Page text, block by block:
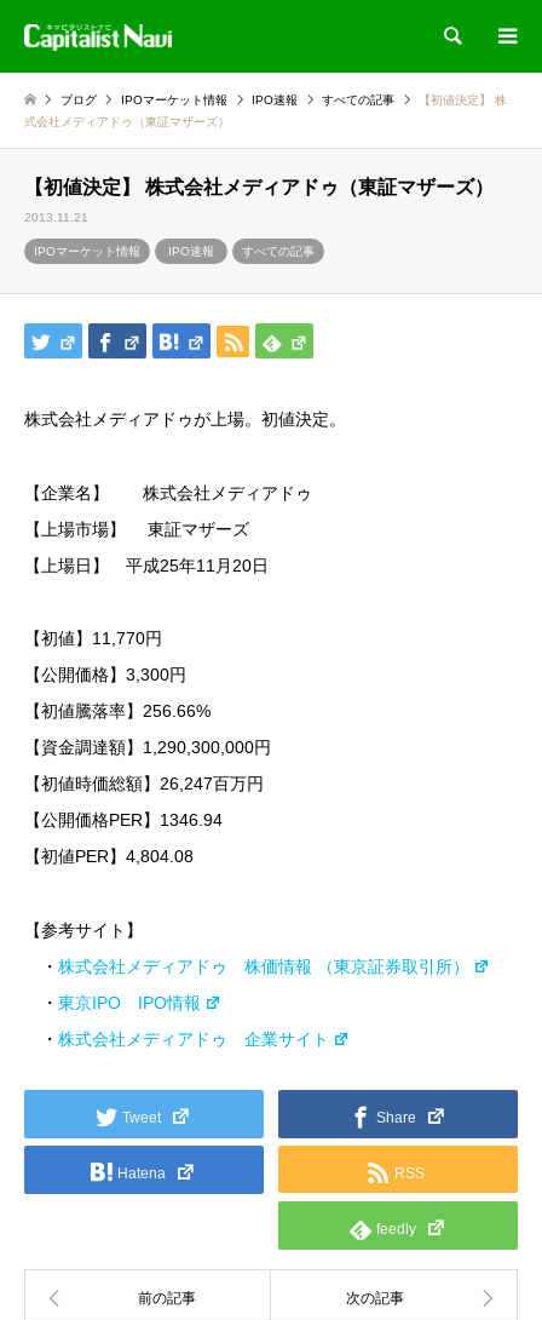
検索
ブログ IPOマーケット情報 IPO速報 すべての記事
【初値決定】 株
式会社メディアドゥ（東証マザーズ）
【初値決定】 株式会社メディアドゥ（東証マザーズ）
2013.11.21
IPOマーケット情報 IPO速報 すべての記事
株式会社メディアドゥが上場。初値決定。
【企業名】 株式会社メディアドゥ
【上場市場】 東証マザーズ
【上場日】 平成25年11月20日
【初値】11,770円
【公開価格】3,300円
【初値騰落率】256.66%
【資金調達額】1,290,300,000円
【初値時価総額】26,247百万円
【公開価格PER】1346.94
【初値PER】4,804.08
【参考サイト】
・ 株式会社メディアドゥ 株価情報 （東京証券取引所）
・ 東京IPO IPO情報
・ 株式会社メディアドゥ 企業サイト
Tweet Share
Hatena RSS
feedly